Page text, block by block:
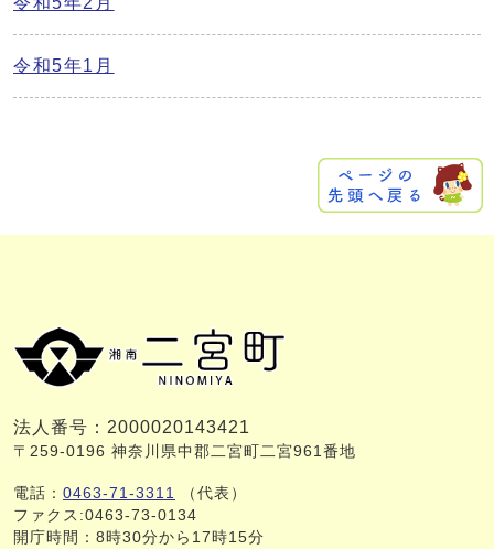
令和5年1月
法人番号：2000020143421
〒259-0196 神奈川県中郡二宮町二宮961番地
電話： 0463-71-3311
（代表）
ファクス:0463-73-0134
開庁時間：8時30分から17時15分